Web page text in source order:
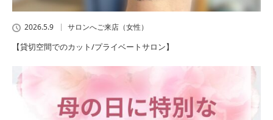
2026.5.9 サロンへご来店（女性）
【貸切空間でのカット/プライベートサロン】